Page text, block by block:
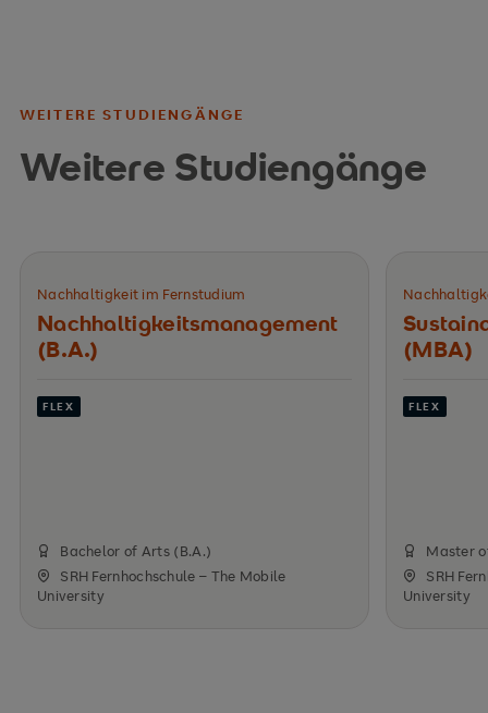
WEITERE STUDIENGÄNGE
Weitere Studiengänge
Nachhaltigkeit im Fernstudium
Nachhaltigkeits­management
(B.A.)
FLEX
Bachelor of Arts (B.A.)
SRH Fernhochschule – The Mobile
University
(MBA)
FLEX
Master
SRH
University